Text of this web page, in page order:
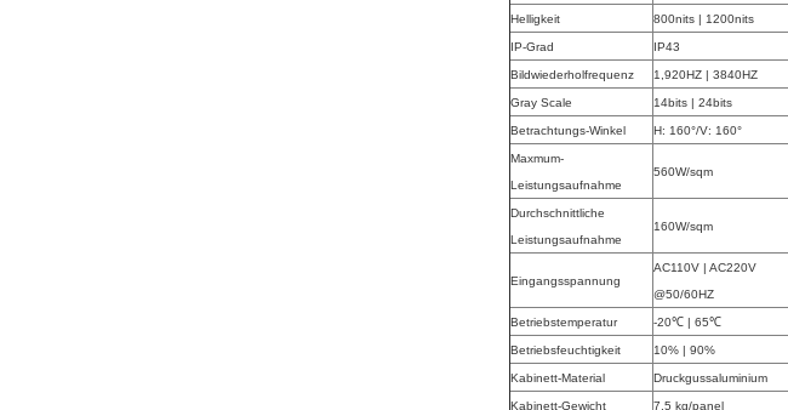
Helligkeit 800nits | 1200nits
IP-Grad IP43
Bildwiederholfrequenz 1,920HZ | 3840HZ
Gray Scale 14bits | 24bits
Betrachtungs-Winkel H: 160°/V: 160°
Maxmum-
Leistungsaufnahme
560W/sqm
Durchschnittliche
Leistungsaufnahme
160W/sqm
Eingangsspannung
AC110V | AC220V
@50/60HZ
Betriebstemperatur -20℃ | 65℃
Betriebsfeuchtigkeit 10% | 90%
Kabinett-Material Druckgussaluminium
Kabinett-Gewicht 7,5 kg/panel